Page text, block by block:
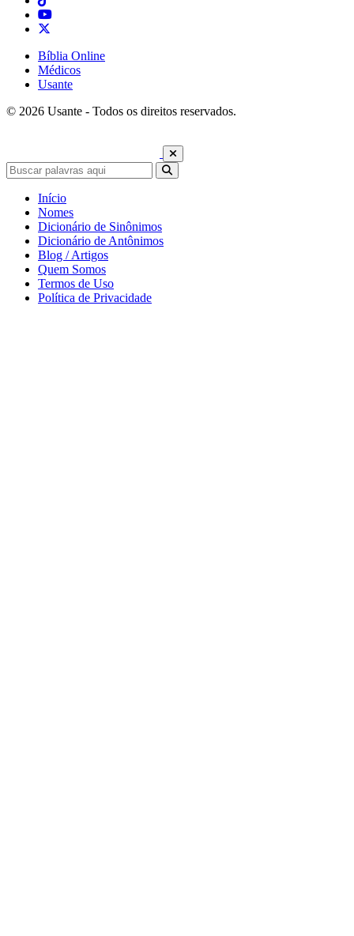
Bíblia Online
Médicos
Usante
© 2026 Usante - Todos os direitos reservados.
Início
Nomes
Dicionário de Sinônimos
Dicionário de Antônimos
Blog / Artigos
Quem Somos
Termos de Uso
Política de Privacidade